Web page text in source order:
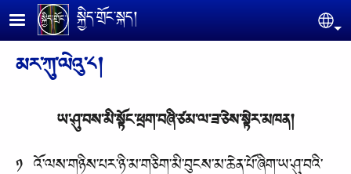
Skip to main content
སྐྱིད་གྲོང་སྐད།
མར་ཀུ་ལེའུ་༨།
ཡ་ཤུ་བས་མི་སྟོང་ཕྲག་བཞི་ཙམ་ལ་ཟ་ཅེས་སྟེར་མཁན།